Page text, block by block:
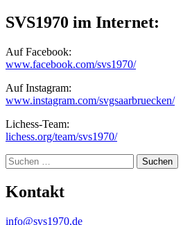
SVS1970 im Internet:
Auf Facebook:
www.facebook.com/svs1970/
Auf Instagram:
www.instagram.com/svgsaarbruecken/
Lichess-Team:
lichess.org/team/svs1970/
Suche
Kontakt
info@svs1970.de